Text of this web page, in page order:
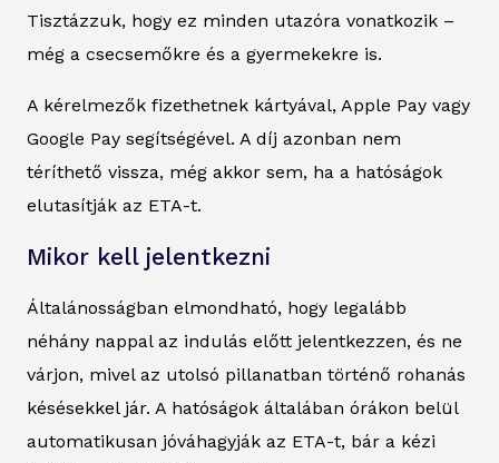
Tisztázzuk, hogy ez minden utazóra vonatkozik –
még a csecsemőkre és a gyermekekre is.
A kérelmezők fizethetnek kártyával, Apple Pay vagy
Google Pay segítségével. A díj azonban nem
téríthető vissza, még akkor sem, ha a hatóságok
elutasítják az ETA-t.
Mikor kell jelentkezni
Általánosságban elmondható, hogy legalább
néhány nappal az indulás előtt jelentkezzen, és ne
várjon, mivel az utolsó pillanatban történő rohanás
késésekkel jár. A hatóságok általában órákon belül
automatikusan jóváhagyják az ETA-t, bár a kézi